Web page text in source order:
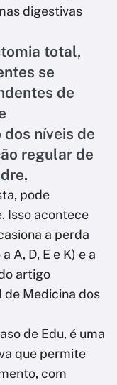
digestivas
total,
se
de
níveis de
regular de
pode
Isso acontece
a perda
A, D, E e K) e a
artigo
Medicina dos
de Edu, é uma
que permite
com